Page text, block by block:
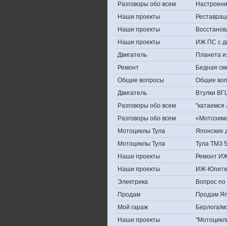
Разговоры обо всем
Наши проекты
Наши проекты
Наши проекты
ИЖ ПС с
Двигатель
Планета
Ремонт
Бедная
Общие вопросы
Общие
Двигатель
Втулки
Разговоры обо всем
Разговоры обо всем
Мотоциклы Тула
Японские
Мотоциклы Тула
Тула ТМЗ
Наши проекты
Ремонт
Наши проекты
ИЖ-
Электрика
Вопрос по
Продам
Продам
Мой гараж
Берлога/
Наши проекты